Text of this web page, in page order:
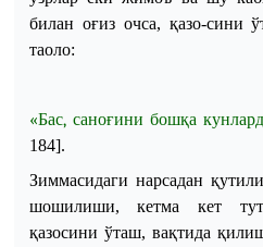
билан оғиз очса, қазо-сини
таоло:
«Бас, саноғини бошқа
184].
Зиммасидаги нарсадан
шошилиши,кетма кет
қазосини ўташ, вақтида